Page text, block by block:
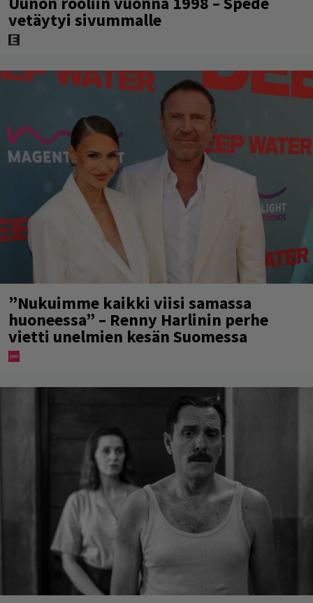
vetäytyi sivummalle
”Nukuimme kaikki viisi samassa
huoneessa” – Renny Harlinin perhe
vietti unelmien kesän Suomessa